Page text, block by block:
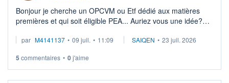
Bonjour je cherche un OPCVM ou Etf dédié aux matières
premières et qui soit éligible PEA... Auriez vous une idée?
par M4141137 • 09 juil. • 11:09 SAIQEN • 23 juil. 2026
5 commentaires • 0j'aime